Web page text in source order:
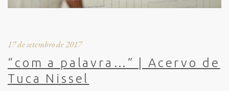
17 de setembro de 2017
“com a palavra…” | Acervo de
Tuca Nissel